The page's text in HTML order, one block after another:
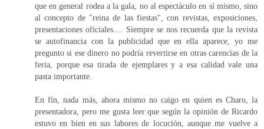
que en general rodea a la gala, no al espectáculo en sí mismo, sino
al concepto de "reina de las fiestas", con revistas, exposiciones,
presentaciones oficiales.... Siempre se nos recuerda que la revista
se autofinancia con la publicidad que en ella aparece, yo me
pregunto si ese dinero no podría revertirse en otras carencias de la
feria, porque esa tirada de ejemplares y a esa calidad vale una
pasta importante.
En fín, nada más, ahora mismo no caigo en quien es Charo, la
presentadora, pero me gusta leer que según la opinión de Ricardo
estuvo en bien en sus labores de locución, aunque me vuelve a